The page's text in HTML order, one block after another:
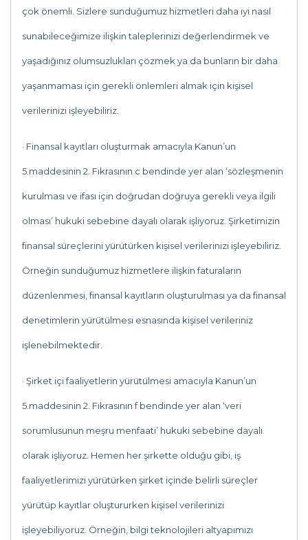
çok önemli. Sizlere sunduğumuz hizmetleri daha iyi nasıl
sunabileceğimize ilişkin taleplerinizi değerlendirmek ve
yaşadığınız olumsuzlukları çözmek ya da bunların bir daha
yaşanmaması için gerekli önlemleri almak için kişisel
verilerinizi işleyebiliriz.
· Finansal kayıtları oluşturmak amacıyla Kanun’un
5.maddesinin 2. Fıkrasının c bendinde yer alan ‘sözleşmenin
kurulması ve ifası için doğrudan doğruya gerekli veya ilgili
olması’ hukuki sebebine dayalı olarak işliyoruz. Şirketimizin
finansal süreçlerini yürütürken kişisel verilerinizi işleyebiliriz.
Örneğin sunduğumuz hizmetlere ilişkin faturaların
düzenlenmesi, finansal kayıtların oluşturulması ya da finansal
denetimlerin yürütülmesi esnasında kişisel verileriniz
işlenebilmektedir.
· Şirket içi faaliyetlerin yürütülmesi amacıyla Kanun’un
5.maddesinin 2. Fıkrasının f bendinde yer alan ‘veri
sorumlusunun meşru menfaati’ hukuki sebebine dayalı
olarak işliyoruz. Hemen her şirkette olduğu gibi, iş
faaliyetlerimizi yürütürken şirket içinde belirli süreçler
yürütüp kayıtlar oluştururken kişisel verilerinizi
işleyebiliyoruz. Örneğin, bilgi teknolojileri altyapımızı